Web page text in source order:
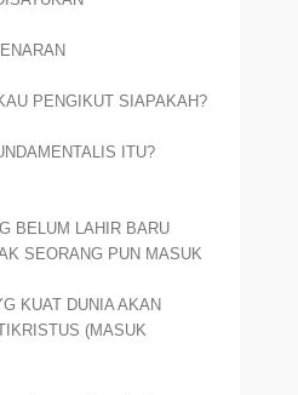
PENGIKUT SIAPAKAH?
ITU?
BELUM LAHIR BARU
SEORANG PUN MASUK
KUAT DUNIA AKAN
(MASUK